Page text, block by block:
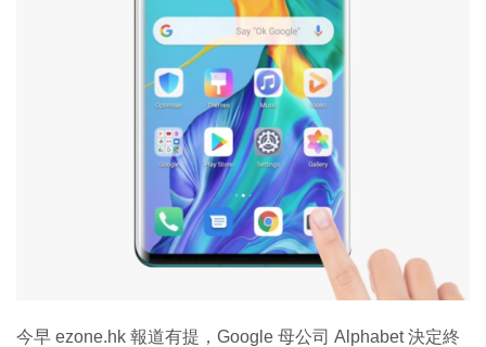
生成式AI與雲端應用
Enterprise Digital Transformation
今早 ezone.hk 報道有提，Google 母公司 Alphabet 決定終